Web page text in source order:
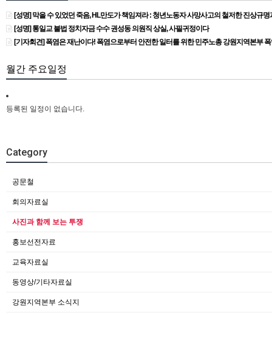
[성명] 막을 수 있었던 죽음, HL만도가 책임져라 : 청년노동자 사망사고의 철저한 진상규
[성명] 통일교 불법 정치자금 수수 권성동 의원직 상실, 사필귀정이다
[기자회견] 폭염은 재난이다! 폭염으로부터 안전한 일터를 위한 민주노총 강원지역본부
월간 주요일정
등록된 일정이 없습니다.
Category
공문철
회의자료실
사진과 함께 보는 투쟁
홍보선전자료
교육자료실
동영상/기타자료실
강원지역본부 소식지